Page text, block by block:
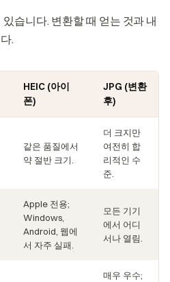
습니다. 변환할 때 얻는 것과 내
.
HEIC (아이
폰)
JPG (변환
후)
같은 품질에서
약 절반 크기.
더 크지만
여전히 합
리적인 수
준.
Apple 전용;
Windows,
Android, 웹에
서 자주 실패.
모든 기기
에서 어디
서나 열림.
매우 우수;